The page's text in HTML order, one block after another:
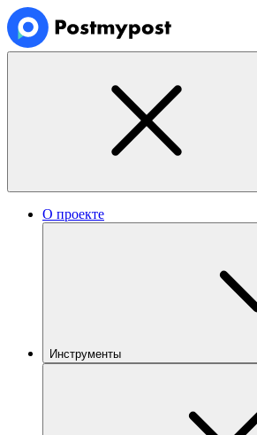
О проекте
Инструменты